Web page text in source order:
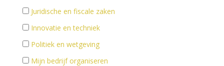
Juridische en fiscale zaken
Innovatie en techniek
Politiek en wetgeving
Mijn bedrijf organiseren